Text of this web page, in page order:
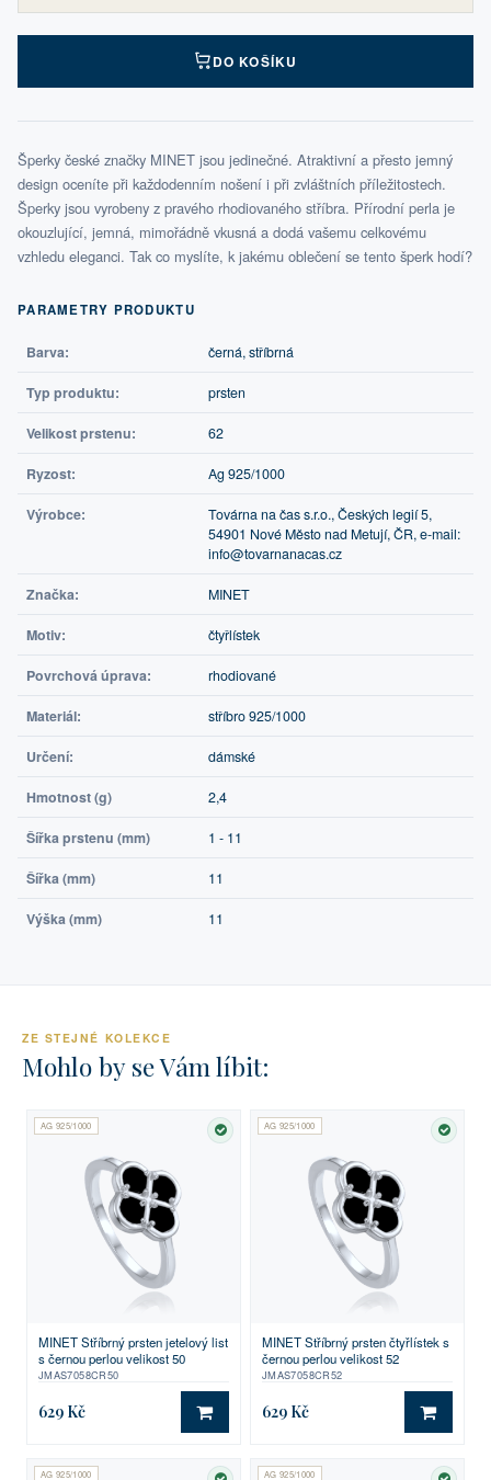
DO KOŠÍKU
Šperky české značky MINET jsou jedinečné. Atraktivní a přesto jemný
design oceníte při každodenním nošení i při zvláštních příležitostech.
Šperky jsou vyrobeny z pravého rhodiovaného stříbra. Přírodní perla je
okouzlující, jemná, mimořádně vkusná a dodá vašemu celkovému
vzhledu eleganci. Tak co myslíte, k jakému oblečení se tento šperk hodí?
PARAMETRY PRODUKTU
Barva: černá, stříbrná
Typ produktu: prsten
Velikost prstenu: 62
Ryzost: Ag 925/1000
Výrobce:
Továrna na čas s.r.o., Českých legií 5,
54901 Nové Město nad Metují, ČR, e-mail:
info@tovarnanacas.cz
Značka: MINET
Motiv: čtyřlístek
Povrchová úprava: rhodiované
Materiál: stříbro 925/1000
Určení: dámské
Hmotnost (g) 2,4
Šířka prstenu (mm) 1 - 11
Šířka (mm) 11
Výška (mm) 11
ZE STEJNÉ KOLEKCE
Mohlo by se Vám líbit:
AG 925/1000
SKLADEM
MINET Stříbrný prsten jetelový list
s černou perlou velikost 50
JMAS7058CR50
629 Kč DO KOŠÍKU
AG 925/1000
MINET Stříbrný prsten čtyřlístek s
černou perlou velikost 52
JMAS7058CR52
629 Kč DO
AG 925/1000 AG 925/1000